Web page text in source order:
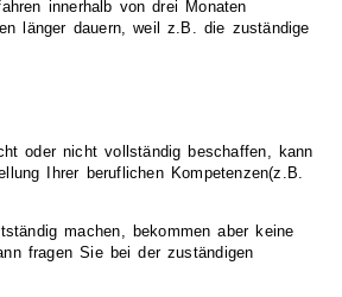
innerhalb von drei Monaten
länger dauern, weil z.B. die zuständige
oder nicht vollständig beschaffen, kann
Ihrer beruflichen Kompetenzen(z.B.
machen, bekommen aber keine
fragen Sie bei der zuständigen